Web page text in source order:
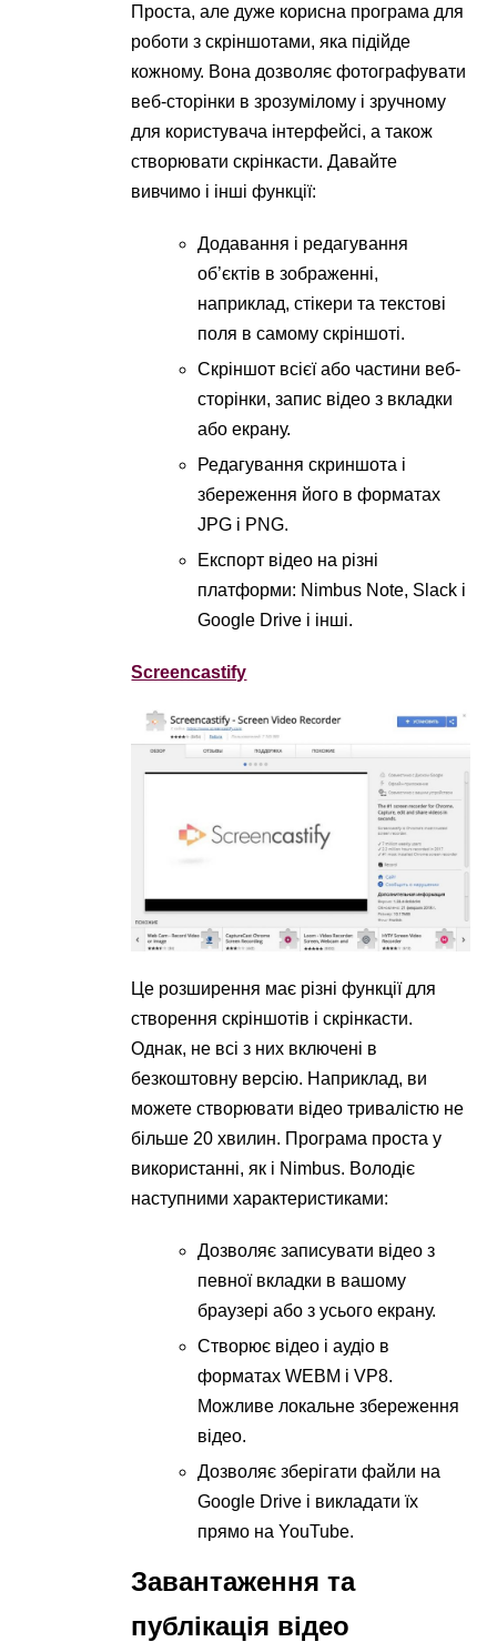
Проста, але дуже корисна програма для
роботи з скріншотами, яка підійде
кожному. Вона дозволяє фотографувати
веб-сторінки в зрозумілому і зручному
для користувача інтерфейсі, а також
створювати скрінкасти. Давайте
вивчимо і інші функції:
Додавання і редагування
об’єктів в зображенні,
наприклад, стікери та текстові
поля в самому скріншоті.
Скріншот всієї або частини веб-
сторінки, запис відео з вкладки
або екрану.
Редагування скриншота і
збереження його в форматах
JPG і PNG.
Експорт відео на різні
платформи: Nimbus Note, Slack і
Google Drive і інші.
Screencastify
Це розширення має різні функції для
створення скріншотів і скрінкасти.
Однак, не всі з них включені в
безкоштовну версію. Наприклад, ви
можете створювати відео тривалістю не
більше 20 хвилин. Програма проста у
використанні, як і Nimbus. Володіє
наступними характеристиками:
Дозволяє записувати відео з
певної вкладки в вашому
браузері або з усього екрану.
Створює відео і аудіо в
форматах WEBM і VP8.
Можливе локальне збереження
відео.
Дозволяє зберігати файли на
Google Drive і викладати їх
прямо на YouTube.
Завантаження та
публікація відео